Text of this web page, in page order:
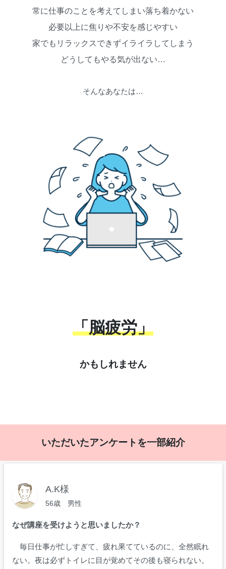
常に仕事のことを考えてしまい落ち着かない
必要以上に焦りや不安を感じやすい
家でもリラックスできずイライラしてしまう
どうしてもやる気が出ない…
そんなあなたは…
「脳疲労」
かもしれません
いただいたアンケートを一部紹介
A.K様
56歳 男性
なぜ講座を受けようと思いましたか？
毎日仕事が忙しすぎて、疲れ果てているのに、全然眠れ
ない。夜は必ずトイレに目が覚めてその後も寝られない。